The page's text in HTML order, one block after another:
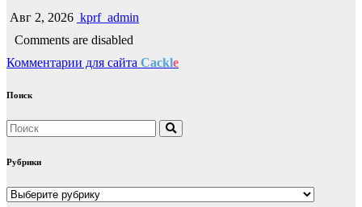
Авг 2, 2026 kprf_admin
Comments are disabled
Комментарии для сайта Cackle
Поиск
Рубрики
Рубрики